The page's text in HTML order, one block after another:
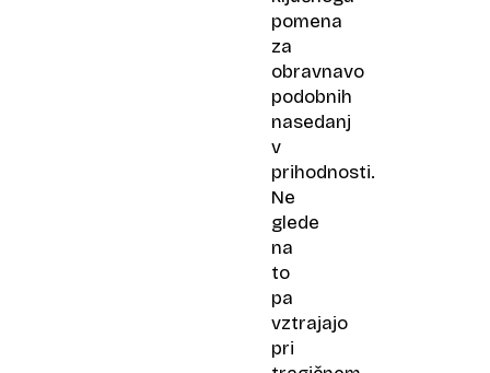
pomena
za
obravnavo
podobnih
nasedanj
v
prihodnosti.
Ne
glede
na
to
pa
vztrajajo
pri